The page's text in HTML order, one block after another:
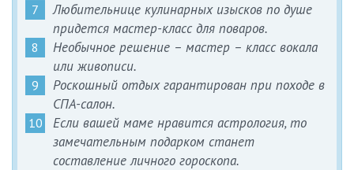
Любительнице кулинарных изысков по душе
придется мастер-класс для поваров.
Необычное решение – мастер – класс вокала
или живописи.
Роскошный отдых гарантирован при походе в
СПА-салон.
Если вашей маме нравится астрология, то
замечательным подарком станет
составление личного гороскопа.